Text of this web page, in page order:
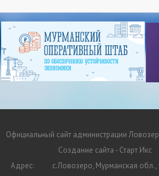
Официальный сайт администрации
Создание сайта - Старт Икс
Адрес:
с.Ловозеро, Мурманская обл.,